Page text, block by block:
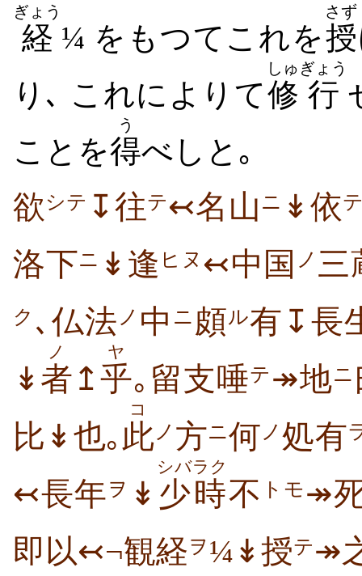
経
ぎょう
¼ をもつてこれを授
さず
り､ これによりて修
しゅ
行
ぎょう
ことを得
う
べしと｡
欲シテ ↧往テ↢名山 ニ ↡依
洛下ニ ↡逢 ヒヌ ↢中国 ノ 三
ク ､仏法 ノ 中 ニ 頗ル有↧長
↡ 者
ノ
↥乎
ヤ
｡留支唾テ ↠地ニ
比↡也｡ 此
コ
ノ 方ニ何 ノ 処有
↢長年ヲ ↡ 少時
シバラク
不 トモ↠
即以↢¬観経ヲ¼↡授テ↠